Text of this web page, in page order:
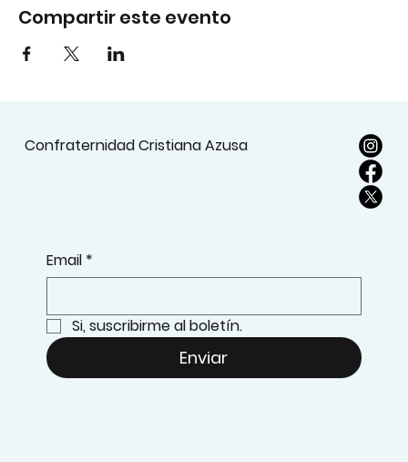
Compartir este evento
Confraternidad Cristiana Azusa
Email *
Si, suscribirme al boletín.
Enviar